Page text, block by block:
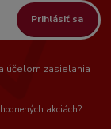
Prihlásiť sa
účelom zasielania
akciách?